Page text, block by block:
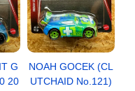
G
20
NOAH GOCEK (CL
UTCHAID No.121)